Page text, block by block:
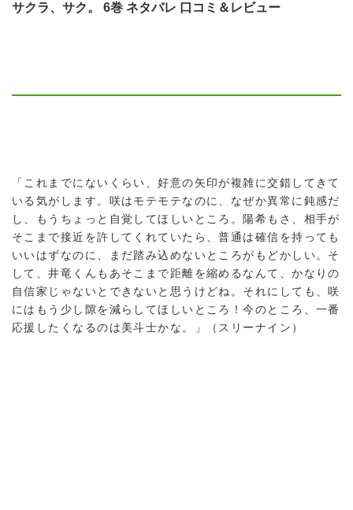
サクラ、サク。 6巻 ネタバレ 口コミ＆レビュー
「これまでにないくらい、好意の矢印が複雑に交錯してきて
いる気がします。咲はモテモテなのに、なぜか異常に鈍感だ
し、もうちょっと自覚してほしいところ。陽希もさ、相手が
そこまで接近を許してくれていたら、普通は確信を持っても
いいはずなのに、まだ踏み込めないところがもどかしい。そ
して、井竜くんもあそこまで距離を縮めるなんて、かなりの
自信家じゃないとできないと思うけどね。それにしても、咲
にはもう少し隙を減らしてほしいところ！今のところ、一番
応援したくなるのは美斗士かな。」（スリーナイン）